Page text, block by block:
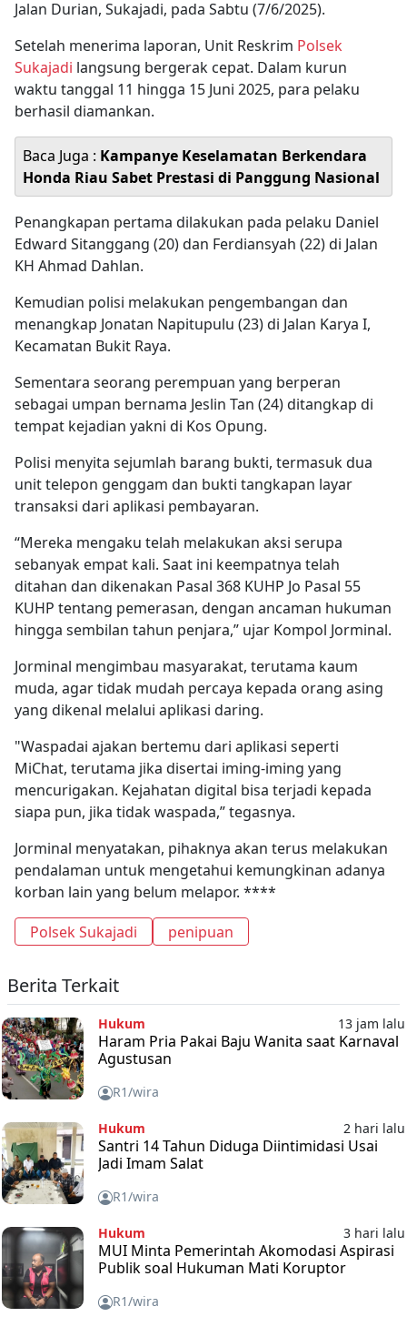
Jalan Durian, Sukajadi, pada Sabtu (7/6/2025).
Setelah menerima laporan, Unit Reskrim Polsek
Sukajadi langsung bergerak cepat. Dalam kurun
waktu tanggal 11 hingga 15 Juni 2025, para pelaku
berhasil diamankan.
Baca Juga : Kampanye Keselamatan Berkendara
Honda Riau Sabet Prestasi di Panggung Nasional
Penangkapan pertama dilakukan pada pelaku Daniel
Edward Sitanggang (20) dan Ferdiansyah (22) di Jalan
KH Ahmad Dahlan.
Kemudian polisi melakukan pengembangan dan
menangkap Jonatan Napitupulu (23) di Jalan Karya I,
Kecamatan Bukit Raya.
Sementara seorang perempuan yang berperan
sebagai umpan bernama Jeslin Tan (24) ditangkap di
tempat kejadian yakni di Kos Opung.
Polisi menyita sejumlah barang bukti, termasuk dua
unit telepon genggam dan bukti tangkapan layar
transaksi dari aplikasi pembayaran.
“Mereka mengaku telah melakukan aksi serupa
sebanyak empat kali. Saat ini keempatnya telah
ditahan dan dikenakan Pasal 368 KUHP Jo Pasal 55
KUHP tentang pemerasan, dengan ancaman hukuman
hingga sembilan tahun penjara,” ujar Kompol Jorminal.
Jorminal mengimbau masyarakat, terutama kaum
muda, agar tidak mudah percaya kepada orang asing
yang dikenal melalui aplikasi daring.
"Waspadai ajakan bertemu dari aplikasi seperti
MiChat, terutama jika disertai iming-iming yang
mencurigakan. Kejahatan digital bisa terjadi kepada
siapa pun, jika tidak waspada,” tegasnya.
Jorminal menyatakan, pihaknya akan terus melakukan
pendalaman untuk mengetahui kemungkinan adanya
korban lain yang belum melapor. ****
Polsek Sukajadi
penipuan
Berita Terkait
Hukum 13 jam lalu
Haram Pria Pakai Baju Wanita saat Karnaval
Agustusan
R1/wira
Hukum 2 hari lalu
Santri 14 Tahun Diduga Diintimidasi Usai
Jadi Imam Salat
R1/wira
Hukum 3 hari lalu
MUI Minta Pemerintah Akomodasi Aspirasi
Publik soal Hukuman Mati Koruptor
R1/wira